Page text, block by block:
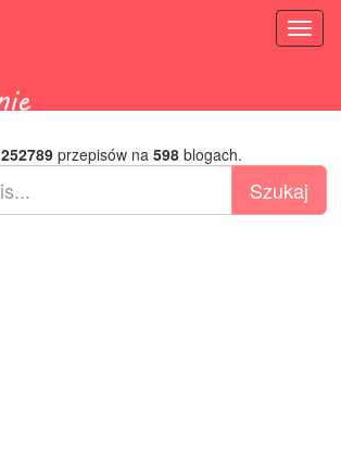
252789przepisów na 598blogach.